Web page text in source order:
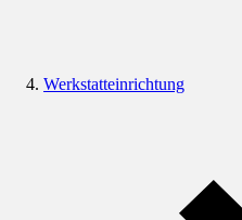
Werkstatteinrichtung